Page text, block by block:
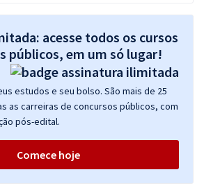
acesse todos os cursos
públicos, em um só lugar!
estudos e seu bolso. São mais de 25
as carreiras de concursos públicos, com
pós-edital.
Comece hoje